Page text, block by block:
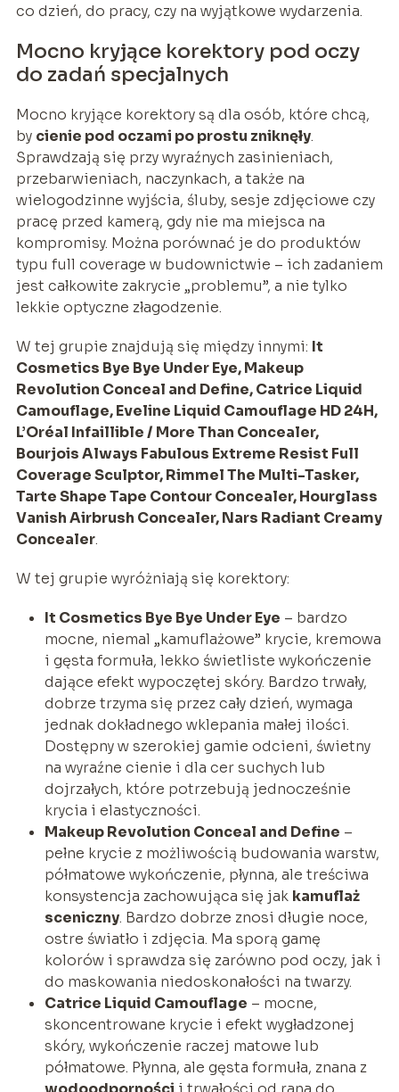
co dzień, do pracy, czy na wyjątkowe wydarzenia.
Mocno kryjące korektory pod oczy
do zadań specjalnych
Mocno kryjące korektory są dla osób, które chcą,
by cienie pod oczami po prostu zniknęły.
Sprawdzają się przy wyraźnych zasinieniach,
przebarwieniach, naczynkach, a także na
wielogodzinne wyjścia, śluby, sesje zdjęciowe czy
pracę przed kamerą, gdy nie ma miejsca na
kompromisy. Można porównać je do produktów
typu full coverage w budownictwie – ich zadaniem
jest całkowite zakrycie „problemu”, a nie tylko
lekkie optyczne złagodzenie.
W tej grupie znajdują się między innymi: It
Cosmetics Bye Bye Under Eye, Makeup
Revolution Conceal and Define, Catrice Liquid
Camouflage, Eveline Liquid Camouflage HD 24H,
L’Oréal Infaillible / More Than Concealer,
Bourjois Always Fabulous Extreme Resist Full
Coverage Sculptor, Rimmel The Multi-Tasker,
Tarte Shape Tape Contour Concealer, Hourglass
Vanish Airbrush Concealer, Nars Radiant Creamy
Concealer.
W tej grupie wyróżniają się korektory:
It Cosmetics Bye Bye Under Eye – bardzo
mocne, niemal „kamuflażowe” krycie, kremowa
i gęsta formuła, lekko świetliste wykończenie
dające efekt wypoczętej skóry. Bardzo trwały,
dobrze trzyma się przez cały dzień, wymaga
jednak dokładnego wklepania małej ilości.
Dostępny w szerokiej gamie odcieni, świetny
na wyraźne cienie i dla cer suchych lub
dojrzałych, które potrzebują jednocześnie
krycia i elastyczności.
Makeup Revolution Conceal and Define –
pełne krycie z możliwością budowania warstw,
półmatowe wykończenie, płynna, ale treściwa
konsystencja zachowująca się jak kamuflaż
sceniczny. Bardzo dobrze znosi długie noce,
ostre światło i zdjęcia. Ma sporą gamę
kolorów i sprawdza się zarówno pod oczy, jak i
do maskowania niedoskonałości na twarzy.
Catrice Liquid Camouflage – mocne,
skoncentrowane krycie i efekt wygładzonej
skóry, wykończenie raczej matowe lub
półmatowe. Płynna, ale gęsta formuła, znana z